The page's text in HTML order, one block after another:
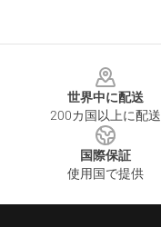
世界中に配送
200カ国以上に配送
国際保証
使用国で提供